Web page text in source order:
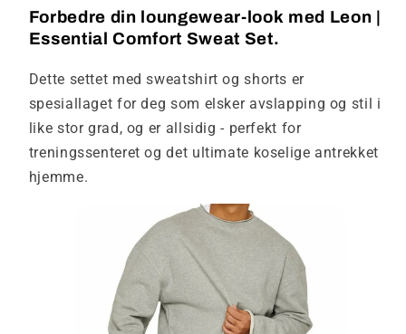
for
avslappet
for
avslappet
Forbedre din loungewear-look med Leon |
Essential Comfort Sweat Set.
Dette settet med sweatshirt og shorts er
spesiallaget for deg som elsker avslapping og stil i
like stor grad, og er allsidig - perfekt for
treningssenteret og det ultimate koselige antrekket
hjemme.